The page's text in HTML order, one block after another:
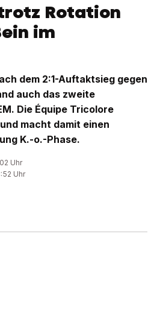
Rotation
im
dem 2:1-Auftaktsieg gegen
auch das zweite
Die Équipe Tricolore
macht damit einen
K.-o.-Phase.
Uhr
Uhr